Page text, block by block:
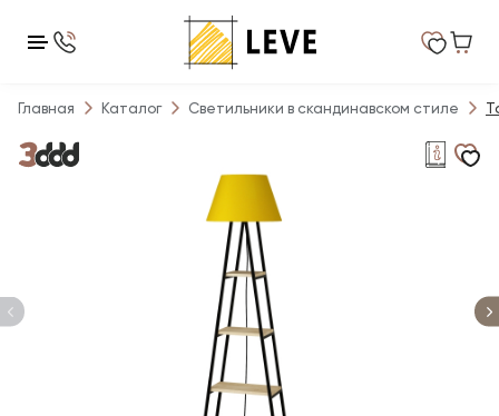
Главная Каталог Светильники в скандинавском стиле